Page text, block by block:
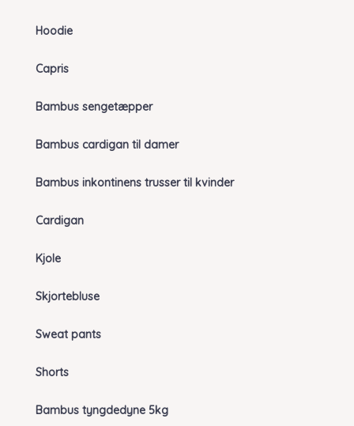
Hoodie
Capris
Bambus sengetæpper
Bambus cardigan til damer
Bambus inkontinens trusser til kvinder
Cardigan
Kjole
Skjortebluse
Sweat pants
Shorts
Bambus tyngdedyne 5kg